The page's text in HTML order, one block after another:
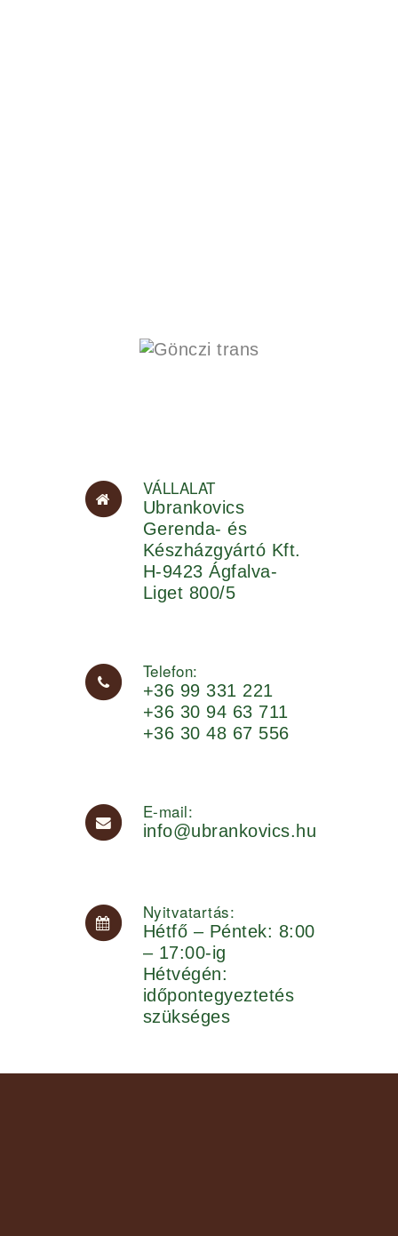
VÁLLALAT
Ubrankovics
Gerenda- és
Készházgyártó Kft.
H-9423 Ágfalva-
Liget 800/5
Telefon:
+36 99 331 221
+36 30 94 63 711
+36 30 48 67 556
E-mail:
info@ubrankovics.hu
Nyitvatartás:
Hétfő – Péntek: 8:00
– 17:00-ig
Hétvégén:
időpontegyeztetés
szükséges